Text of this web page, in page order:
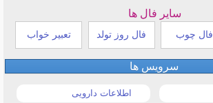
سایر فال ها
فال چوب فال روز تولد تعبیر خواب
سرویس ها
اطلاعات دارویی